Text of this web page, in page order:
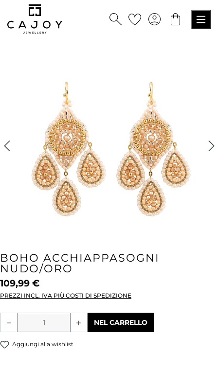
principale
BOHO ACCHIAPPASOGNI
NUDO/ORO
109,99 €
PREZZI INCL. IVA PIÙ COSTI DI SPEDIZIONE
Quantità del prodotto: inserisci la
NEL CARRELLO
Aggiungi alla wishlist